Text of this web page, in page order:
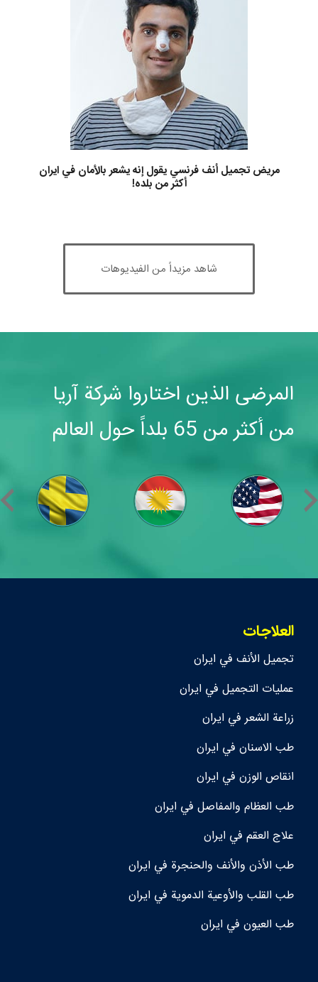
مريض تجميل أنف فرنسي يقول إنه يشعر بالأمان في ايران
أكثر من بلده!
شاهد مزيداً من الفيديوهات
المرضى الذين اختاروا شركة آريا
من أكثر من 65 بلداً حول العالم
العلاجات
تجمیل الأنف في ايران
عمليات التجميل في ايران
زراعة الشعر في ايران
طب الاسنان في ايران
انقاص الوزن في ايران
طب العظام والمفاصل في ايران
علاج العقم في ايران
طب الأذن والأنف والحنجرة في ايران
طب القلب والأوعية الدموية في ايران
طب العيون في ايران